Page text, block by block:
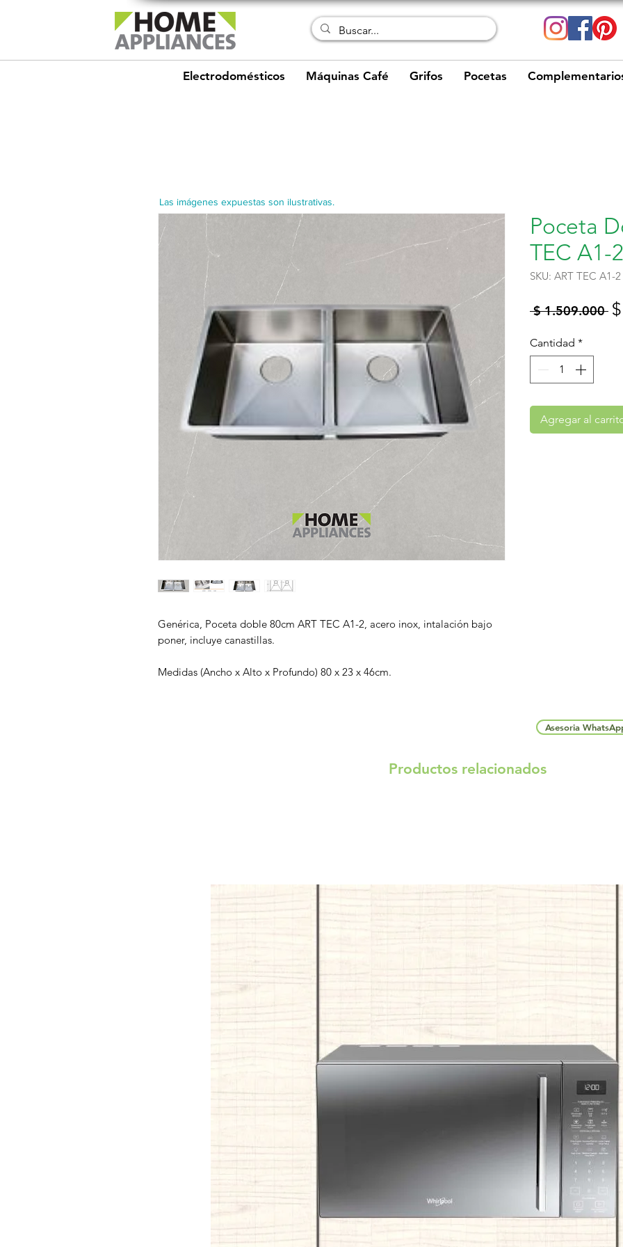
Electrodomésticos Máquinas Café Grifos Pocetas
Genérica, Poceta doble 80cm ART TEC A1-2, acero inox, intalación bajo
poner, incluye canastillas.
Medidas (Ancho x Alto x Profundo) 80 x 23 x 46cm.
Poceta
TEC A1-2
SKU: ART TEC A1-2
$ 1.509.000
Cantidad *
Agregar al
Las imágenes expuestas son ilustrativas.
Asesoria
Productos relacionados